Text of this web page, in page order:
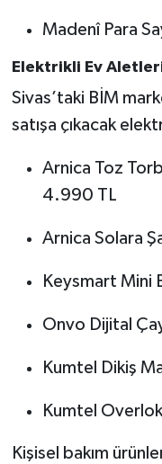
Madenî Para
Elektrikli Ev
Sivas’taki BİM
satışa çıkacak
Arnica Toz
4.990 TL
Arnica Solara
Keysmart Mini
Onvo Dijital
Kumtel Dikiş
Kumtel
Kişisel bakım